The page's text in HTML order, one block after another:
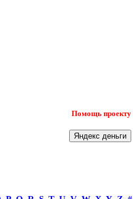
Помощь проекту